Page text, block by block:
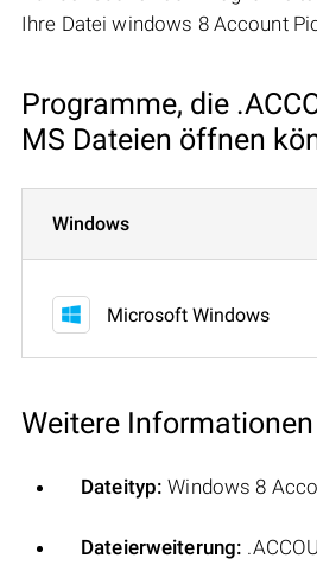
Ihre Datei windows 8 Account
Programme, die
MS Dateien öffnen
Windows
Microsoft Windows
Weitere Informationen
Dateityp: Windows 8
Dateierweiterung: